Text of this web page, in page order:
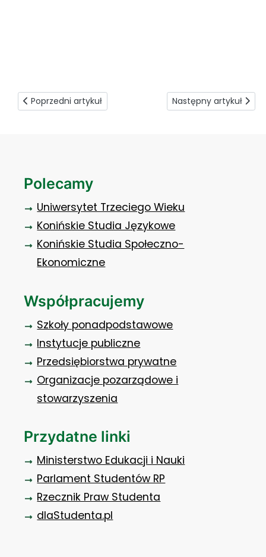
Poprzedni artykuł: Wiedza, przyjaciele i wspomnienia na
Poprzedni artykuł Następny artykuł:
Następny artykuł
Polecamy
Uniwersytet Trzeciego Wieku
Konińskie Studia Językowe
Konińskie Studia Społeczno-
Ekonomiczne
Współpracujemy
Szkoły ponadpodstawowe
Instytucje publiczne
Przedsiębiorstwa prywatne
Organizacje pozarządowe i
stowarzyszenia
Przydatne linki
Ministerstwo Edukacji i Nauki
Parlament Studentów RP
Rzecznik Praw Studenta
dlaStudenta.pl